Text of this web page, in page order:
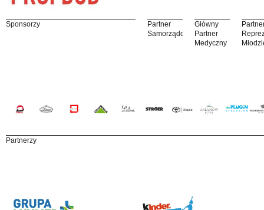
Sponsorzy
Partner
Samorządowy
Główny
Partner
Medyczny
Partnerzy